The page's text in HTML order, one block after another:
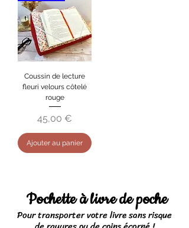
Coussin de lecture
fleuri velours côtelé
rouge
Prix
45,00 €
Ajouter au panier
Pochette à livre de poche
Pour transporter votre livre sans risque